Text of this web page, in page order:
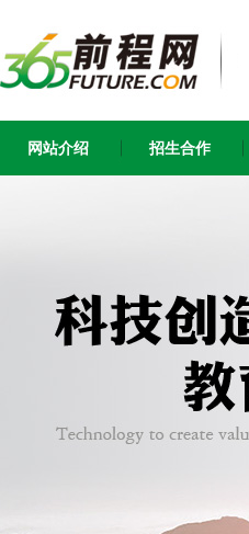
网站介绍 招生合作